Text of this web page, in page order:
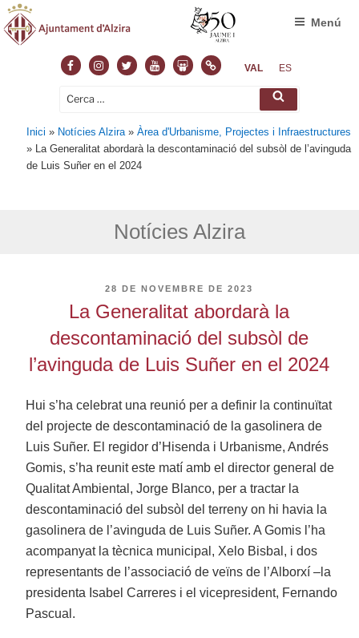
FacebookInstagram
TwitterYoutubeSlideshare
NormasVAL ES
Cerca: Cerca
Menú
Inici » Notícies Alzira »Àrea d'Urbanisme, Projectes i Infraestructures
» La Generalitat abordarà la descontaminació del subsòl de l’avinguda
de Luis Suñer en el 2024
Notícies Alzira
PUBLICAT
28 DE NOVEMBRE DE 2023
La Generalitat abordarà la
descontaminació del subsòl de
l’avinguda de Luis Suñer en el 2024
Hui s’ha celebrat una reunió per a definir la continuïtat
del projecte de descontaminació de la gasolinera de
Luis Suñer. El regidor d’Hisenda i Urbanisme, Andrés
Gomis, s’ha reunit este matí amb el director general de
Qualitat Ambiental, Jorge Blanco, per a tractar la
descontaminació del subsòl del terreny on hi havia la
gasolinera de l’avinguda de Luis Suñer. A Gomis l’ha
acompanyat la tècnica municipal, Xelo Bisbal, i dos
representants de l’associació de veïns de l’Alborxí –la
presidenta Isabel Carreres i el vicepresident, Fernando
Pascual.